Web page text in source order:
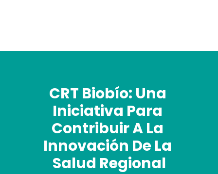
CRT Biobío: Una
Iniciativa Para
Contribuir A La
Innovación De La
Salud Regional